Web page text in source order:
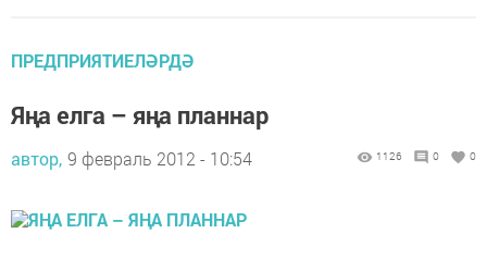
ПРЕДПРИЯТИЕЛӘРДӘ
Яңа елга – яңа планнар
автор, 9 февраль 2012 - 10:54 1126 0 0